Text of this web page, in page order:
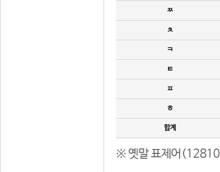
ㅉ
ㅊ
ㅋ
ㅌ
ㅍ
ㅎ
합계
※ 옛말 표제어(12810